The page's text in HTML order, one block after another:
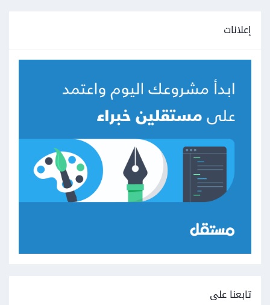
إعلانات
تابعنا على